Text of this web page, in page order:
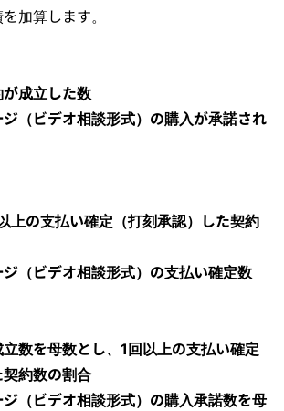
加算します。
が成立した数
ジ（ビデオ相談形式）の購入が承諾され
上の支払い確定（打刻承認）した契約
ジ（ビデオ相談形式）の支払い確定数
立数を母数とし、1回以上の支払い確定
契約数の割合
ジ（ビデオ相談形式）の購入承諾数を母